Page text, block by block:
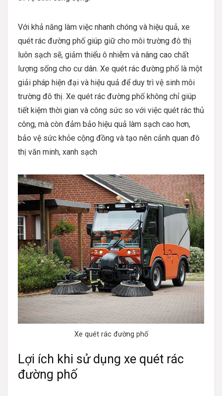
Với khả năng làm việc nhanh chóng và hiệu quả, xe
quét rác đường phố giúp giữ cho môi trường đô thị
luôn sạch sẽ, giảm thiểu ô nhiễm và nâng cao chất
lượng sống cho cư dân. Xe quét rác đường phố là một
giải pháp hiện đại và hiệu quả để duy trì vệ sinh môi
trường đô thị. Xe quét rác đường phố không chỉ giúp
tiết kiệm thời gian và công sức so với việc quét rác thủ
công, mà còn đảm bảo hiệu quả làm sạch cao hơn,
bảo vệ sức khỏe cộng đồng và tạo nên cảnh quan đô
thị văn minh, xanh sạch
Xe quét rác đường phố
Lợi ích khi sử dụng xe quét rác
đường phố